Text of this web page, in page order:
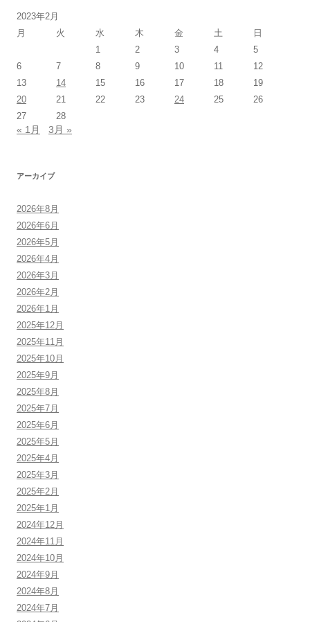
2023年2月
月
火 水 木 金 土
日
1
2 3 4
5
6
7 8 9 10 11
12
13
14 15 16 17 18
19
20
21 22 23 24 25
26
27
28
« 1月 3月 »
アーカイブ
2026年8月
2026年6月
2026年5月
2026年4月
2026年3月
2026年2月
2026年1月
2025年12月
2025年11月
2025年10月
2025年9月
2025年8月
2025年7月
2025年6月
2025年5月
2025年4月
2025年3月
2025年2月
2025年1月
2024年12月
2024年11月
2024年10月
2024年9月
2024年8月
2024年7月